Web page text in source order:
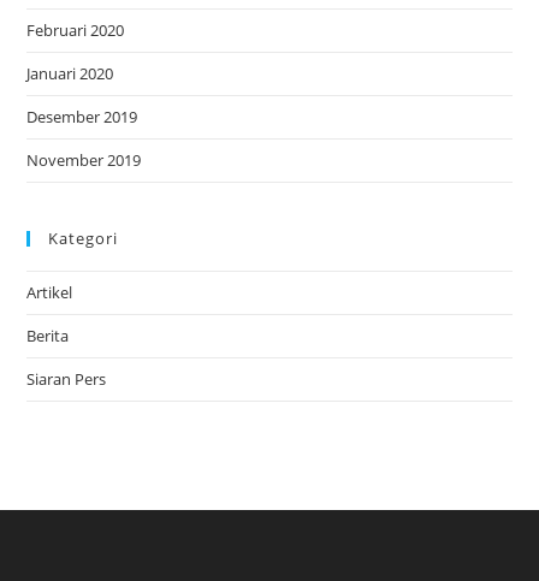
Februari 2020
Januari 2020
Desember 2019
November 2019
Kategori
Artikel
Berita
Siaran Pers